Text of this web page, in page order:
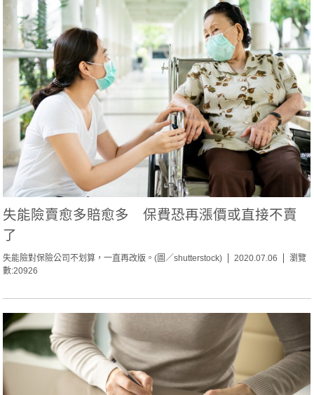
失能險賣愈多賠愈多 保費恐再漲價或直接不賣
了
失能險對保險公司不划算，一直再改版。(圖／shutterstock) 2020.07.06
瀏覽
數:20926